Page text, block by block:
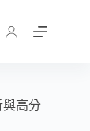
與高分